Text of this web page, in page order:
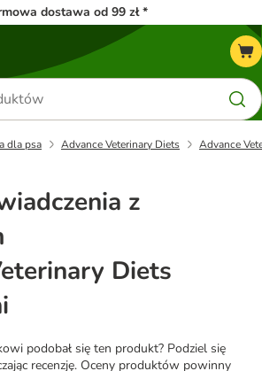
dostawa od 99 zł *
dla psa Advance Veterinary Diets Advance
z
Diets
podobał się ten produkt? Podziel się
recenzję. Oceny produktów powinny